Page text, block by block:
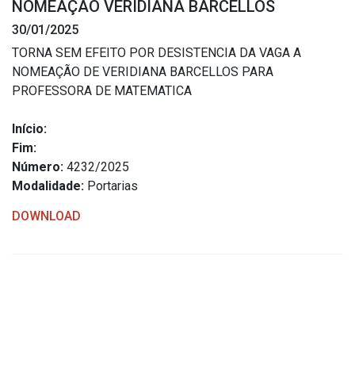
Estrutura Organizacional
Administração
Agricultura e Meio Ambiente
Assistência Social
Educação, Cultura, Desporto e Turismo
NOMEAÇÃO VERIDIANA BARCELLOS
30/01/2025
TORNA SEM EFEITO POR DESISTENCIA DA VAGA A
NOMEAÇÃO DE VERIDIANA BARCELLOS PARA
PROFESSORA DE MATEMATICA
Início:
Fim:
Número: 4232/2025
Modalidade: Portarias
DOWNLOAD